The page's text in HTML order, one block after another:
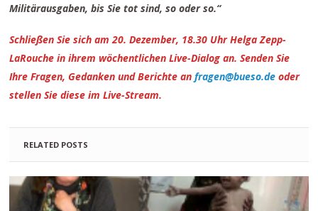
Militärausgaben, bis Sie tot sind, so oder so.“
Schließen Sie sich am 20. Dezember, 18.30 Uhr Helga Zepp-
LaRouche in ihrem wöchentlichen Live-Dialog an. Senden Sie
Ihre Fragen, Gedanken und Berichte anfragen@bueso.de oder
stellen Sie diese im Live-Stream.
RELATED POSTS